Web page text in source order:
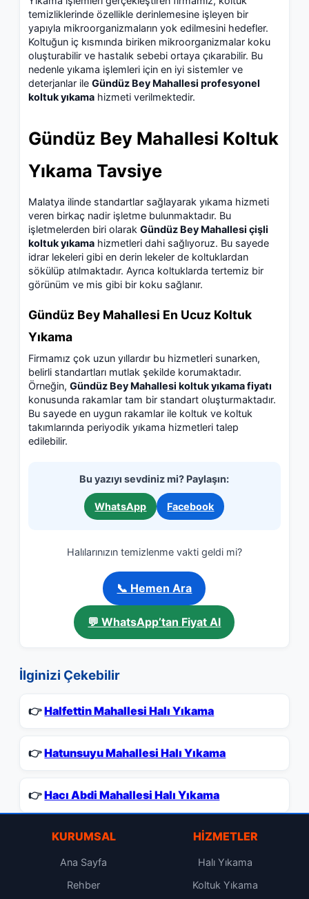
temizliklerinde özellikle derinlemesine işleyen bir
yapıyla mikroorganizmaların yok edilmesini hedefler.
Koltuğun iç kısmında biriken mikroorganizmalar koku
oluşturabilir ve hastalık sebebi ortaya çıkarabilir. Bu
nedenle yıkama işlemleri için en iyi sistemler ve
deterjanlar ileGündüz Bey Mahallesi profesyonel
koltuk yıkama hizmeti verilmektedir.
Gündüz Bey Mahallesi Koltuk
Yıkama Tavsiye
Malatya ilinde standartlar sağlayarak yıkama hizmeti
veren birkaç nadir işletme bulunmaktadır. Bu
işletmelerden biri olarakGündüz Bey Mahallesi çişli
koltuk yıkama hizmetleri dahi sağlıyoruz. Bu sayede
idrar lekeleri gibi en derin lekeler de koltuklardan
sökülüp atılmaktadır. Ayrıca koltuklarda tertemiz bir
görünüm ve mis gibi bir koku sağlanır.
Gündüz Bey Mahallesi En Ucuz Koltuk
Yıkama
Firmamız çok uzun yıllardır bu hizmetleri sunarken,
belirli standartları mutlak şekilde korumaktadır.
Örneğin,Gündüz Bey Mahallesi koltuk yıkama fiyatı
konusunda rakamlar tam bir standart oluşturmaktadır.
Bu sayede en uygun rakamlar ile koltuk ve koltuk
takımlarında periyodik yıkama hizmetleri talep
edilebilir.
Bu yazıyı sevdiniz mi? Paylaşın:
WhatsApp Facebook
Halılarınızın temizlenme vakti geldi mi?
📞 Hemen Ara
💬 WhatsApp’tan Fiyat Al
İlginizi Çekebilir
👉Halfettin Mahallesi Halı Yıkama
👉Hatunsuyu Mahallesi Halı Yıkama
👉Hacı Abdi Mahallesi Halı Yıkama
KURUMSAL
Ana Sayfa
Rehber
HIZMETLER
Halı Yıkama
Koltuk Yıkama